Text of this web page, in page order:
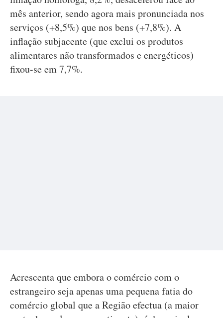
mês anterior, sendo agora mais pronunciada nos
serviços (+8,5%) que nos bens (+7,8%). A
inflação subjacente (que exclui os produtos
alimentares não transformados e energéticos)
fixou-se em 7,7%.
Acrescenta que embora o comércio com o
estrangeiro seja apenas uma pequena fatia do
comércio global que a Região efectua (a maior